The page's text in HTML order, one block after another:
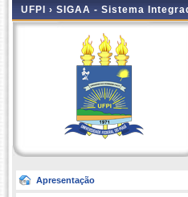
UFPI › SIGAA - Sistema
Apresentação